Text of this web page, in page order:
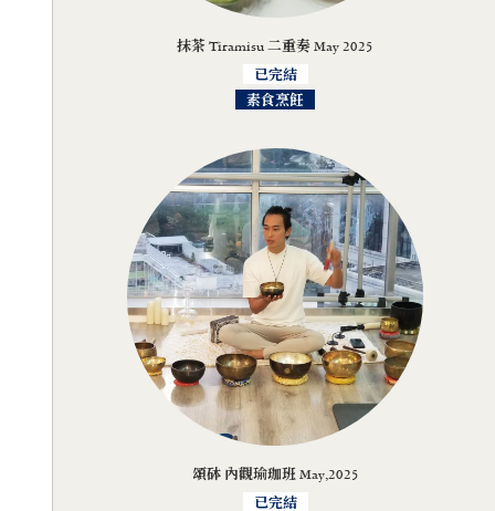
抹茶 Tiramisu 二重奏 May 2025
已完結
素食烹飪
頌砵 內觀瑜珈班 May,2025
已完結